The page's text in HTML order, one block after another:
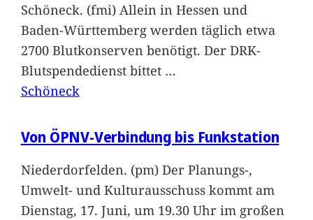
Schöneck. (fmi) Allein in Hessen und
Baden-Württemberg werden täglich etwa
2700 Blutkonserven benötigt. Der DRK-
Blutspendedienst bittet …
Schöneck
Von ÖPNV-Verbindung bis Funkstation
Niederdorfelden. (pm) Der Planungs-,
Umwelt- und Kulturausschuss kommt am
Dienstag, 17. Juni, um 19.30 Uhr im großen